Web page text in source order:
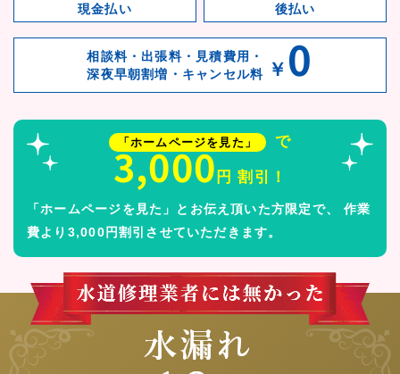
現金払い 後払い
相談料・出張料・見積費用・
深夜早朝割増・キャンセル料
￥ 0
「ホームページを見た」 で
3,000 円 割引！
「ホームページを見た」とお伝え頂いた方限定で、
作業
費より3,000円割引させていただきます。